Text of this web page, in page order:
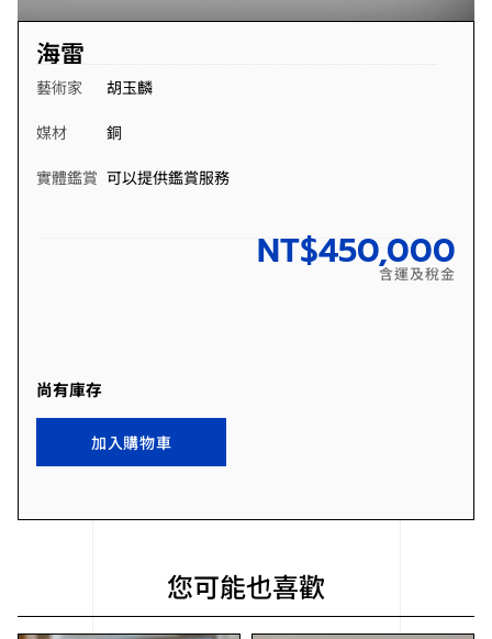
海雷
藝術家 胡玉麟
媒材 銅
實體鑑賞 可以提供鑑賞服務
NT$450,000
含運及稅金
尚有庫存
加入購物車
您可能也喜歡